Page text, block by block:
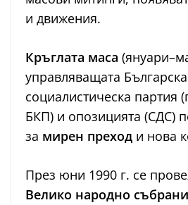
и движения.
Кръглата маса
управляващата Българска
социалистическа партия
БКП) и опозицията (СДС)
за мирен преход и нова
През юни 1990 г. се
Велико народно